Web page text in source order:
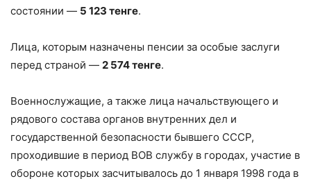
состоянии — 5 123 тенге.
Лица, которым назначены пенсии за особые заслуги
перед страной — 2 574 тенге.
Военнослужащие, а также лица начальствующего и
рядового состава органов внутренних дел и
государственной безопасности бывшего СССР,
проходившие в период ВОВ службу в городах, участие в
обороне которых засчитывалось до 1 января 1998 года в